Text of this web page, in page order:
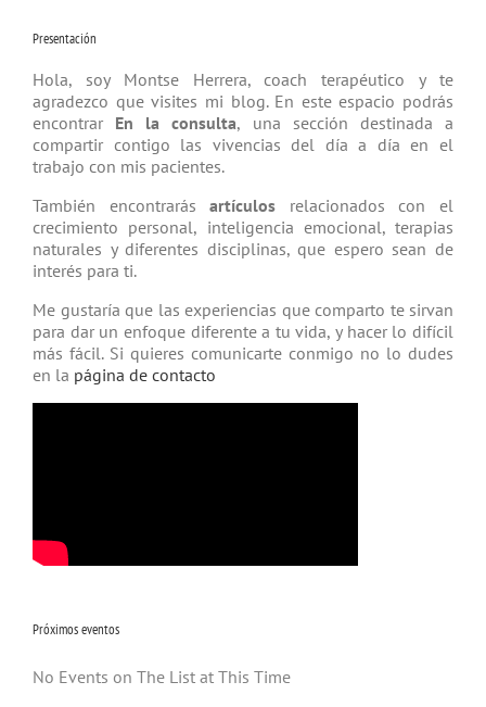
Presentación
Hola, soy Montse Herrera, coach tera­péutico y te
agradezco que visites mi blog. En este espacio podrás
encontrar En la consulta, una sección destinada a
compartir contigo las vivencias del día a día en el
trabajo con mis pacientes.
También encontrarásartículos relacio­nados con el
crecimiento personal, inteligencia emocional, terapias
natu­rales y diferentes disciplinas, que espero sean de
interés para ti.
Me gustaría que las experiencias que comparto te sirvan
para dar un enfoque diferente a tu vida, y hacer lo difícil
más fácil. Si quieres comunicarte conmigo no lo dudes
en la página de contacto
Próximos eventos
No Events on The List at This Time